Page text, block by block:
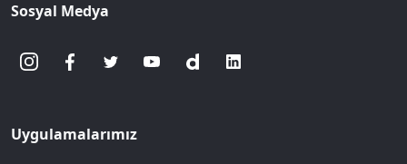
Sosyal Medya
Uygulamalarımız